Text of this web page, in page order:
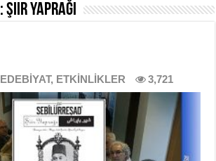
Şiir Yaprağı
EDEBİYAT, ETKİNLİKLER 3,721